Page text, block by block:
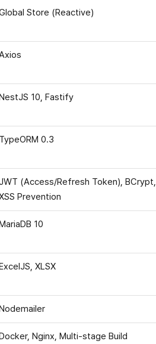
Store (Reactive)
10, Fastify
TypeORM 0.3
(Access/Refresh Token), BCrypt,
Prevention
10
XLSX
Nginx, Multi-stage Build